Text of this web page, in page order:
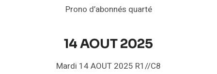
Prono d’abonnés quarté
14 AOUT 2025
Mardi 14 AOUT 2025 R1//C8